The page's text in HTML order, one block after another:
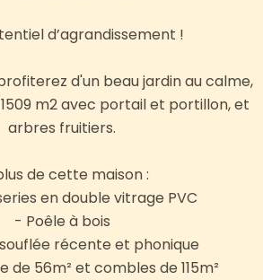
d’agrandissement !
d'un beau jardin au calme,
m2 avec portail et portillon, et
arbres fruitiers.
de cette maison :
en double vitrage PVC
- Poêle à bois
récente et phonique
de 56m² et combles de 115m²